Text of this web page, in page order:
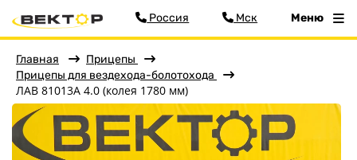
Россия Мск Меню
Главная
Прицепы
Прицепы для вездехода-болотохода
ЛАВ 81013A 4.0 (колея 1780 мм)